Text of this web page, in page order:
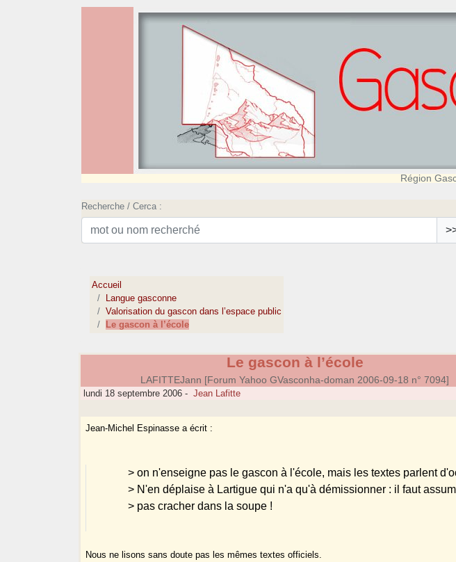
Région
Recherche / Cerca :
Accueil
Langue gasconne
Valorisation du gascon dans l’espace public
Le gascon à l’école
Le gascon à l’école
LAFITTEJann [Forum Yahoo GVasconha-doman 2006-09-18 n° 7094]
lundi 18 septembre 2006 - Jean Lafitte
Jean-Michel Espinasse a écrit :
> on n'enseigne pas le gascon à l'école, mais les textes parlent
> N'en déplaise à Lartigue qui n'a qu'à démissionner : il faut
> pas cracher dans la soupe !
Nous ne lisons sans doute pas les mêmes textes officiels.